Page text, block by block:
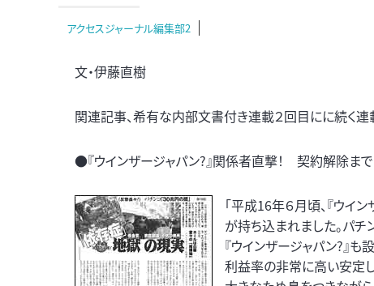
アクセスジャーナル編集部2
文・伊藤直樹
関連記事、希有な内部文書付き連載２回目にに続く連
●『ウインザージャパン?』関係者直撃！ 契約解除ま
「平成16年６月頃、『ウ
が持ち込まれました。パ
『ウインザージャパン?』
利益率の非常に高い安定